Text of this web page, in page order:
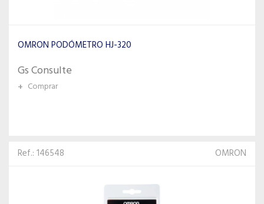
OMRON PODÓMETRO HJ-320
Gs Consulte
+ Comprar
Ref.: 146548 OMRON